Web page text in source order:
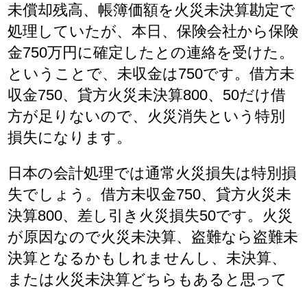
未償却残高、帳簿価額を火災未決算勘定で
処理していたが、本日、保険会社から保険
金750万円に確定したとの連絡を受けた。
ということで、未収金は750です。借方未
収金750、貸方火災未決算800、50だけ借
方が足りないので、火災消失という特別
損失になります。
日本の会計処理では通常火災損失は特別損
失でしょう。借方未収金750、貸方火災未
決算800、差し引き火災損失50です。火災
が原因なので火災未決算、盗難なら盗難未
決算となるかもしれませんし、未決算、
または火災未決算どちらもあると思って